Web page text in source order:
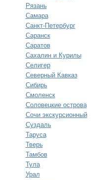
Рязань
Самара
Санкт-Петербург
Саранск
Саратов
Сахалин и Курилы
Селигер
Северный Кавказ
Сибирь
Смоленск
Соловецкие острова
Сочи экскурсионный
Суздаль
Таруса
Тверь
Тамбов
Тула
Урал